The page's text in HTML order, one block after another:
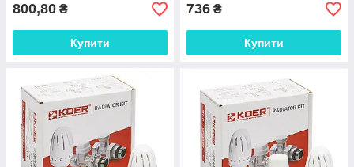
800,80 ₴
Купити
736 ₴
Купити